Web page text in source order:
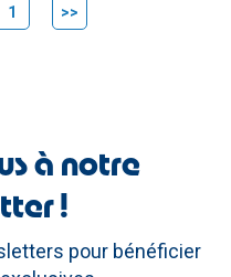
1 >>
à notre
!
pour bénéficier